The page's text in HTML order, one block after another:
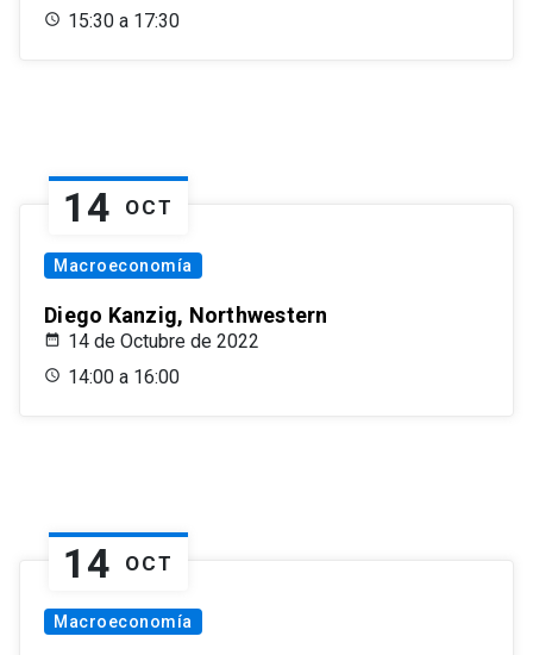
15:30 a 17:30
14 OCT
Macroeconomía
Diego Kanzig, Northwestern
14 de Octubre de 2022
14:00 a 16:00
14 OCT
Macroeconomía